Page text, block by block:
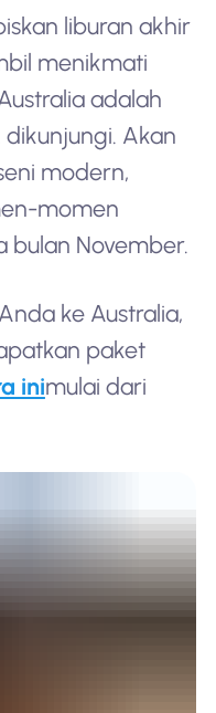
liburan akhir
menikmati
adalah
Akan
modern,
momen
bulan November.
ke Australia,
paket
inimulai dari